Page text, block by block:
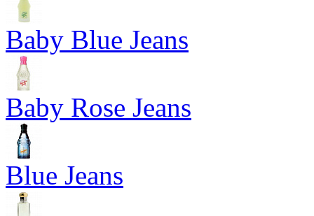
Baby Blue Jeans
Baby Rose Jeans
Blue Jeans